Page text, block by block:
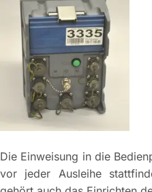
Die Einweisung in die
vor jeder Ausleihe